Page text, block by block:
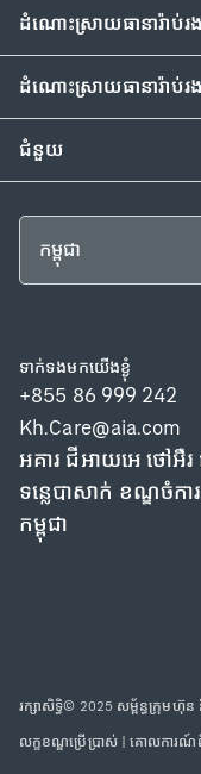
ដំណោះស្រាយធានារ៉ាប់រ
ដំណោះស្រាយធានារ៉ាប់
ជំនួយ
កម្ពុជា
ទាក់ទង​មក​យើង​ខ្ងុំ
+855 86 999 242
Kh.Care@aia.com
អគារ ជីអាយអេ ថៅអឺ
ទន្លេបាសាក់ ខណ្ឌចំកា
កម្ពុជា
រក្សាសិទ្ធិ© 2025 សម្ព័ន្ធក្រុមហ៊ុន
លក្ខខណ្ឌប្រើប្រាស់|គោលការណ៍ព័